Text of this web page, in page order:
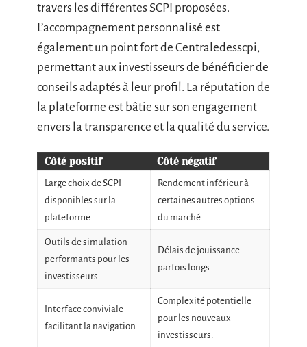
travers les différentes SCPI proposées.
L’accompagnement personnalisé est
également un point fort de Centraledesscpi,
permettant aux investisseurs de bénéficier de
conseils adaptés à leur profil. La réputation de
la plateforme est bâtie sur son engagement
envers la transparence et la qualité du service.
Côté positif Côté négatif
Large choix de SCPI
disponibles sur la
plateforme.
Rendement inférieur à
certaines autres options
du marché.
Outils de simulation
performants pour les
investisseurs.
Délais de jouissance
parfois longs.
Interface conviviale
facilitant la navigation.
Complexité potentielle
pour les nouveaux
investisseurs.